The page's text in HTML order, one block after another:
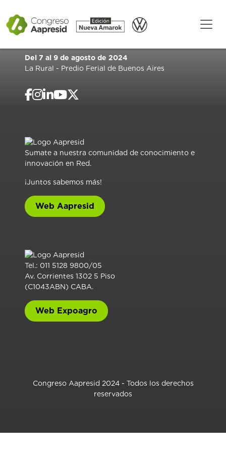
Del 7 al 9 de agosto de 2024
La Rural - Predio Ferial de Buenos Aires
Sumate a nuestra comunidad de conocimiento e
innovación en Red.
¡Juntos sabemos más!
Web Aapresid
Tel.: 011 5128 9800/05
Av. Corrientes 1302 5 Piso
(C1043ABN) CABA.
Web Expoagro
Congreso Aapresid 2024 - Todos los derechos
reservados